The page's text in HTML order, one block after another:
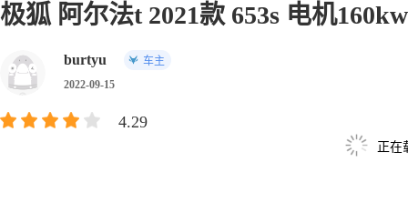
极狐 阿尔法t 2021款 653s 电机160kw
burtyu
2022-09-15
车主
4.29
正在